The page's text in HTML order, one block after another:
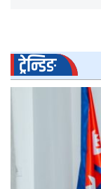
ट्रेन्डिङ